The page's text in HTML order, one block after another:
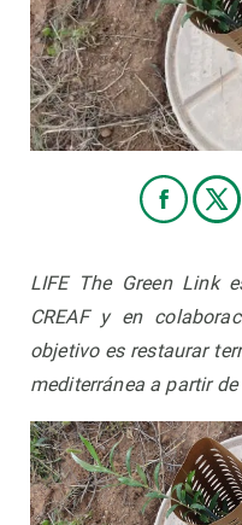
LIFE The Green Link
CREAF y en
objetivo es restaurar
mediterránea a partir